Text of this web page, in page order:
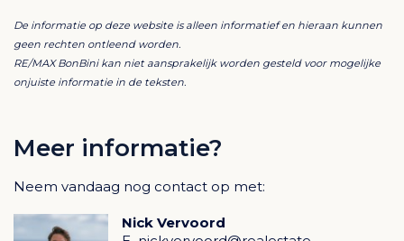
eettafel. Links van het terras bevindt zich een heerlijk
zwembad met loungedek om te genieten van de
nodige verkoeling en het Caribische buitenleven.
master bedroom die met oog voor detail en comfort is
tot de porch met waanzinnig uitzicht. Deze master
bedroom beschikt over een royale inloopkast die
De informatie op deze website is alleen informatief en hieraan kunnen
geen rechten ontleend worden.
RE/MAX BonBini kan niet aansprakelijk worden gesteld voor mogelijke
onjuiste informatie in de teksten.
Meer informatie?
Neem vandaag nog contact op met:
Nick Vervoord